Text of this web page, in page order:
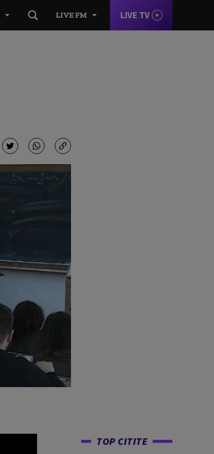
LIVE FM LIVE TV
TOP CITITE